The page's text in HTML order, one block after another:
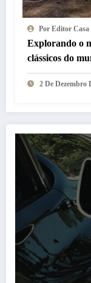
Por Editor Casa
Explorando o
clássicos do
2 De Dezembro